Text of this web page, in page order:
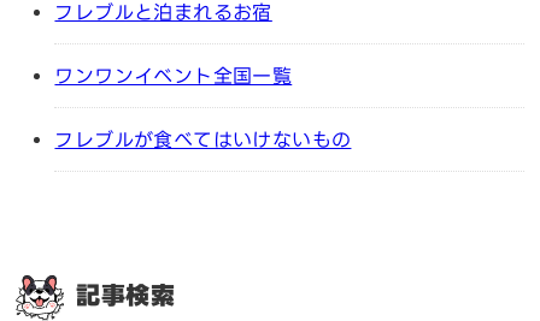
フレブルと泊まれるお宿
ワンワンイベント全国一覧
フレブルが食べてはいけないもの
記事検索